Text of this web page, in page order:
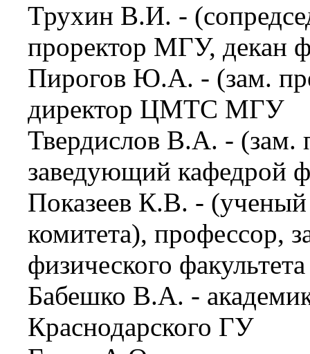
Трухин В.И. -
проректор МГУ, декан
Пирогов Ю.А. - (зам.
директор ЦМТС МГУ
Твердислов В.А. - (зам.
заведующий кафедрой
Показеев К.В. - (ученый
комитета), профессор,
физического
Бабешко В.А. -
Краснодарского ГУ